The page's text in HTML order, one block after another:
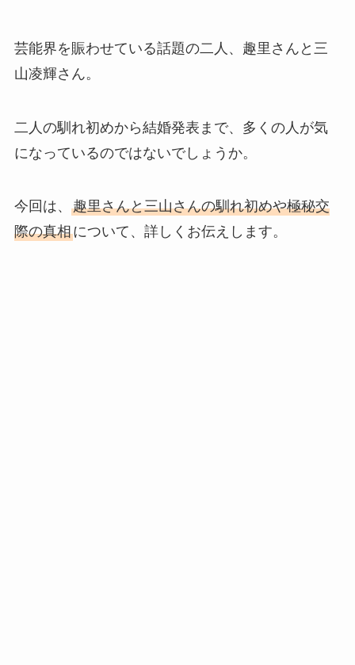
芸能界を賑わせている話題の二人、趣里さんと三
山凌輝さん。
二人の馴れ初めから結婚発表まで、多くの人が気
になっているのではないでしょうか。
今回は、 趣里さんと三山さんの馴れ初めや極秘交
際の真相について、詳しくお伝えします。